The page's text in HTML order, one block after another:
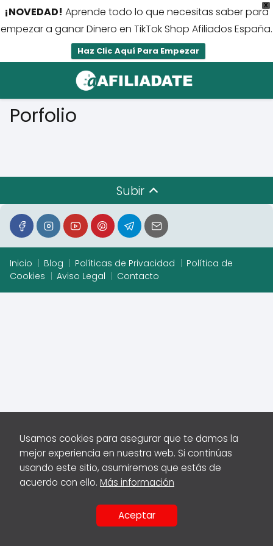
X
¡NOVEDAD! Aprende todo lo que necesitas saber para
empezar a ganar Dinero en TikTok Shop Afiliados España.
Haz Clic Aquí Para Empezar
Porfolio
Subir
Inicio Blog Políticas de Privacidad
Política de
Cookies
Aviso Legal Contacto
Usamos cookies para asegurar que te damos la
mejor experiencia en nuestra web. Si continúas
usando este sitio, asumiremos que estás de
acuerdo con ello. Más información
Aceptar